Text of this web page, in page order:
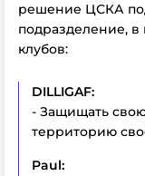
решение ЦСКА
подразделение, в
клубов:
DILLIGAF:
- Защищать
территорию
Paul: